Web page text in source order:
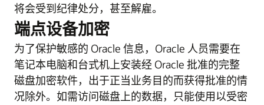
将会受到纪律处分，甚至解雇。
端点设备加密
为了保护敏感的 Oracle 信息，Oracle 人员需要在
笔记本电脑和台式机上安装经 Oracle 批准的完整
磁盘加密软件，出于正当业务目的而获得批准的情
况除外。如需访问磁盘上的数据，只能使用以受密